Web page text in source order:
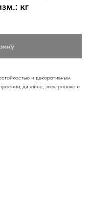
кг
и декоративным
дизайне, электронике и